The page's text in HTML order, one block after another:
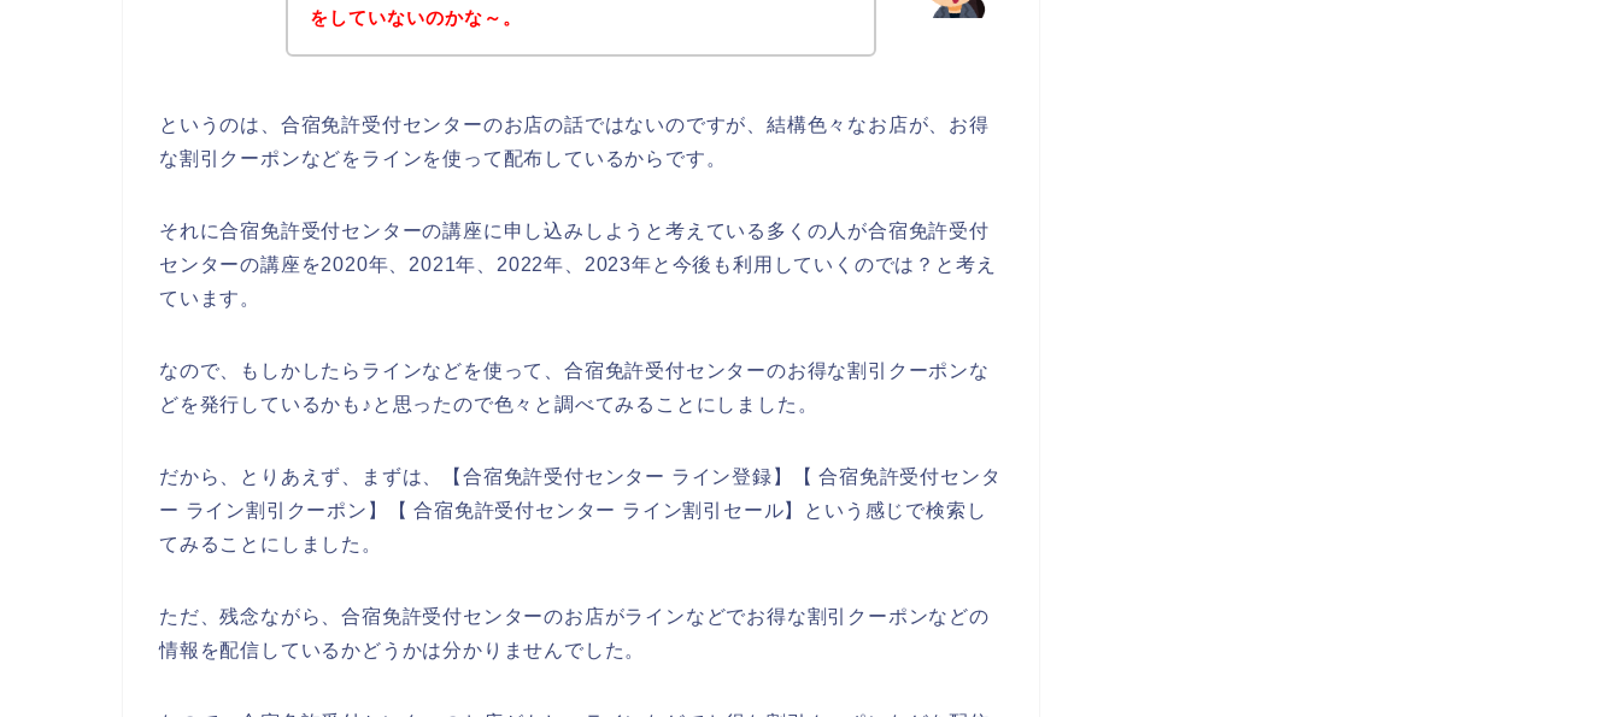
をしていないのかな～。
というのは、合宿免許受付センターのお店の話ではないのですが、結構色々なお店が、お得
な割引クーポンなどをラインを使って配布しているからです。
それに合宿免許受付センターの講座に申し込みしようと考えている多くの人が合宿免許受付
センターの講座を2020年、2021年、2022年、2023年と今後も利用していくのでは？と考え
ています。
なので、もしかしたらラインなどを使って、合宿免許受付センターのお得な割引クーポンな
どを発行しているかも♪と思ったので色々と調べてみることにしました。
だから、とりあえず、まずは、【合宿免許受付センター ライン登録】【 合宿免許受付センタ
ー ライン割引クーポン】【 合宿免許受付センター ライン割引セール】という感じで検索し
てみることにしました。
ただ、残念ながら、合宿免許受付センターのお店がラインなどでお得な割引クーポンなどの
情報を配信しているかどうかは分かりませんでした。